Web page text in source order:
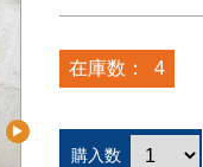
在庫数： 4
購入数